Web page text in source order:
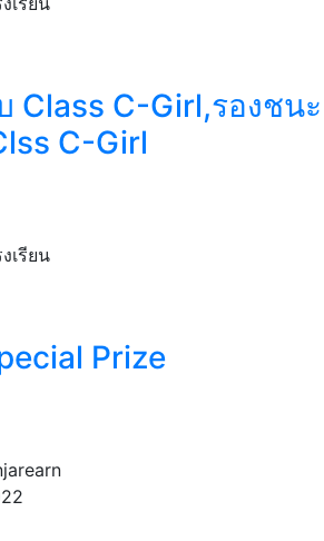
Class C-Girl,รองชนะ
C-Girl
เรียน
Prize